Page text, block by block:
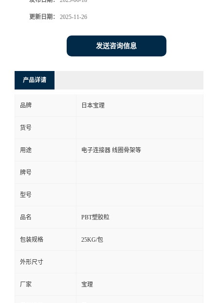
更新日期： 2025-11-26
发送咨询信息
产品详请
品牌 日本宝理
货号
用途 电子连接器 线圈骨架等
牌号
型号
品名 PBT塑胶粒
包装规格 25KG/包
外形尺寸
厂家 宝理